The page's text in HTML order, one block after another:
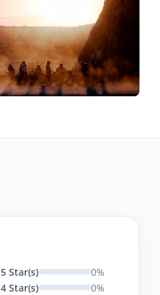
5 Star(s)
0%
4 Star(s)
0%